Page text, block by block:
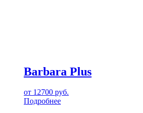
Barbara Plus
от 12700 руб.
Подробнее